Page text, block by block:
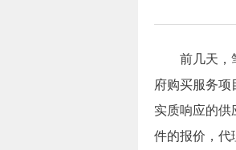
前几天，笔
府购买服务
实质响应的供
件的报价，代